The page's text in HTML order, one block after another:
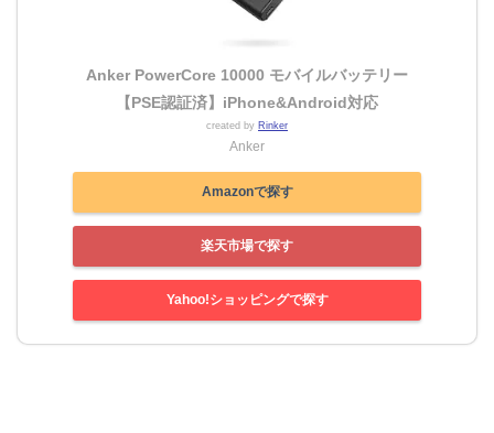
Anker PowerCore 10000 モバイルバッテリー
【PSE認証済】iPhone&Android対応
created by Rinker
Anker
Amazonで探す
楽天市場で探す
Yahoo!ショッピングで探す